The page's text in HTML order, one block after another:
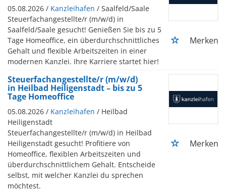
05.08.2026 / Kanzleihafen / Saalfeld/Saale
Steuerfachangestellte/r (m/w/d) in
Saalfeld/Saale gesucht! Genießen Sie bis zu 5
Tage Homeoffice, ein überdurchschnittliches
Gehalt und flexible Arbeitszeiten in einer
modernen Kanzlei. Ihre Karriere startet hier!
Merken
Steuerfachangestellte/r (m/w/d)
in Heilbad Heiligenstadt – bis zu 5
Tage Homeoffice
05.08.2026 / Kanzleihafen / Heilbad
Heiligenstadt
Steuerfachangestellte/r (m/w/d) in Heilbad
Heiligenstadt gesucht! Profitiere von
Homeoffice, flexiblen Arbeitszeiten und
überdurchschnittlichem Gehalt. Entscheide
selbst, mit welcher Kanzlei du sprechen
möchtest.
Merken